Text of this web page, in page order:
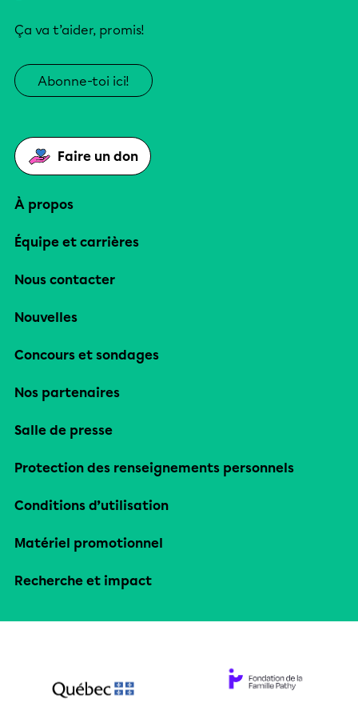
Ça va t’aider, promis!
Abonne-toi ici!
Faire un don
À propos
Équipe et carrières
Nous contacter
Nouvelles
Concours et sondages
Nos partenaires
Salle de presse
Protection des renseignements personnels
Conditions d’utilisation
Matériel promotionnel
Recherche et impact